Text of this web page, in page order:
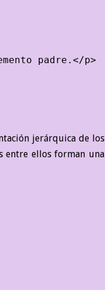
padre.</p>
jerárquica de los
entre ellos forman una